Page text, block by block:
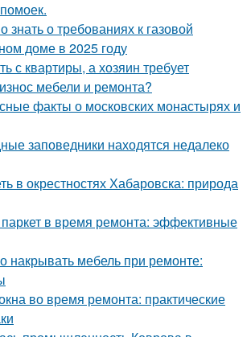
знать о требованиях к газовой
доме в 2025 году
с квартиры, а хозяин требует
мебели и ремонта?
факты о московских монастырях и
заповедники находятся недалеко
в окрестностях Хабаровска: природа
паркет в время ремонта: эффективные
накрывать мебель при ремонте:
во время ремонта: практические